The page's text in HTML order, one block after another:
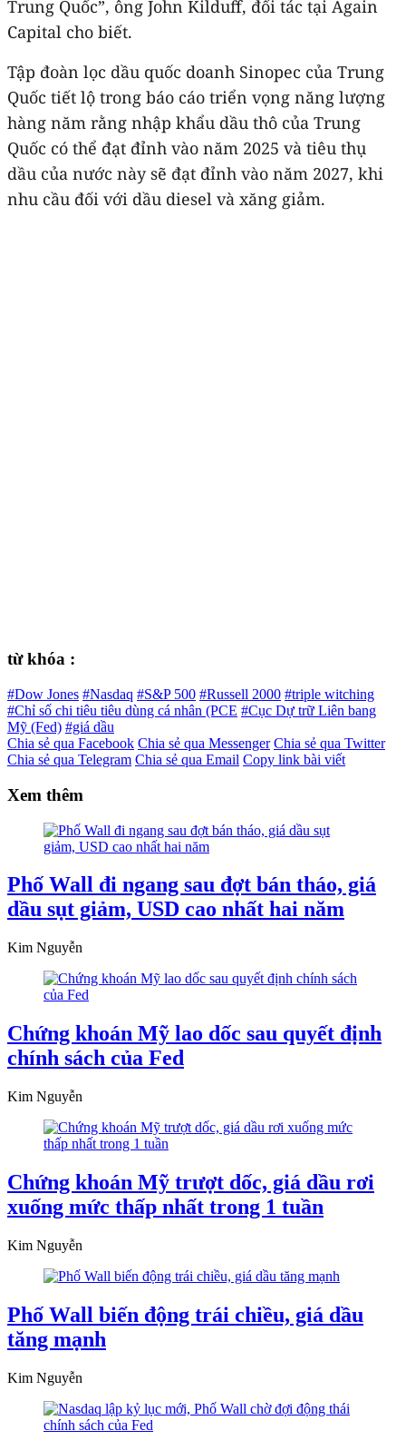
Trung Quốc”, ông John Kilduff, đối tác tại Again
Capital cho biết.
Tập đoàn lọc dầu quốc doanh Sinopec của Trung
Quốc tiết lộ trong báo cáo triển vọng năng lượng
hàng năm rằng nhập khẩu dầu thô của Trung
Quốc có thể đạt đỉnh vào năm 2025 và tiêu thụ
dầu của nước này sẽ đạt đỉnh vào năm 2027, khi
nhu cầu đối với dầu diesel và xăng giảm.
từ khóa :
#Dow Jones #Nasdaq #S&P 500 #Russell 2000 #triple witching
#Chỉ số chi tiêu tiêu dùng cá nhân (PCE #Cục Dự trữ Liên bang
Mỹ (Fed) #giá dầu
Chia sẻ qua Facebook Chia sẻ qua Messenger Chia sẻ qua Twitter
Chia sẻ qua Telegram Chia sẻ qua Email Copy link bài viết
Xem thêm
Phố Wall đi ngang sau đợt bán tháo, giá
dầu sụt giảm, USD cao nhất hai năm
Kim Nguyễn
Chứng khoán Mỹ lao dốc sau quyết định
chính sách của Fed
Kim Nguyễn
Chứng khoán Mỹ trượt dốc, giá dầu rơi
xuống mức thấp nhất trong 1 tuần
Kim Nguyễn
Phố Wall biến động trái chiều, giá dầu
tăng mạnh
Kim Nguyễn